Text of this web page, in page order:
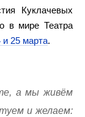
Куклачевых
в мире Театра
25 марта.
а мы живём
и желаем: